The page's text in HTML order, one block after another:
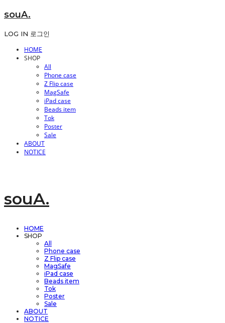
souA.
LOG IN 로그인
HOME
SHOP
All
Phone case
Z Flip case
MagSafe
iPad case
Beads item
Tok
Poster
Sale
ABOUT
NOTICE
souA.
HOME
SHOP
All
Phone case
Z Flip case
MagSafe
iPad case
Beads item
Tok
Poster
Sale
ABOUT
NOTICE